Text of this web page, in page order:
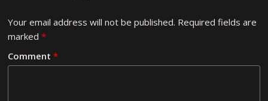
Your email address will not be published. Required fields are
marked*
Comment*